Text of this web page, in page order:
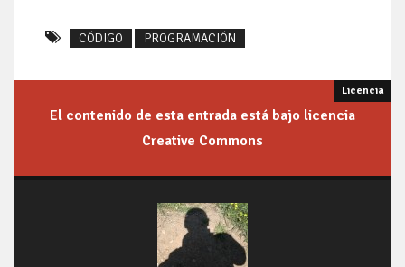
CÓDIGO PROGRAMACIÓN
El contenido de esta entrada está bajo licencia
Creative Commons